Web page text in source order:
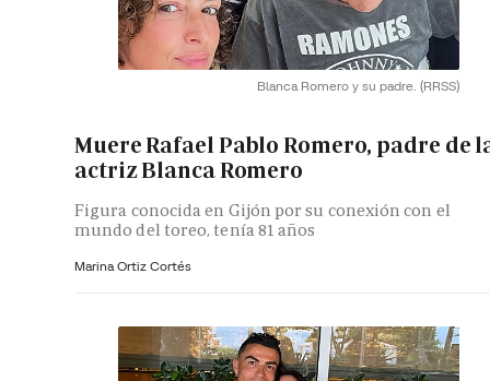
Blanca Romero y su padre. (RRSS)
Muere Rafael Pablo Romero, padre de
actriz Blanca Romero
Figura conocida en Gijón por su conexión con el
mundo del toreo, tenía 81 años
Marina Ortiz Cortés